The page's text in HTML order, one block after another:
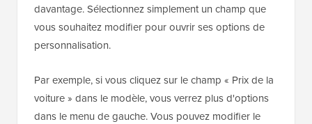
davantage. Sélectionnez simplement un champ que
vous souhaitez modifier pour ouvrir ses options de
personnalisation.
Par exemple, si vous cliquez sur le champ « Prix de la
voiture » dans le modèle, vous verrez plus d'options
dans le menu de gauche. Vous pouvez modifier le